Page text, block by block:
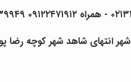
انتهای شاهد شهر کوچه رضا پور